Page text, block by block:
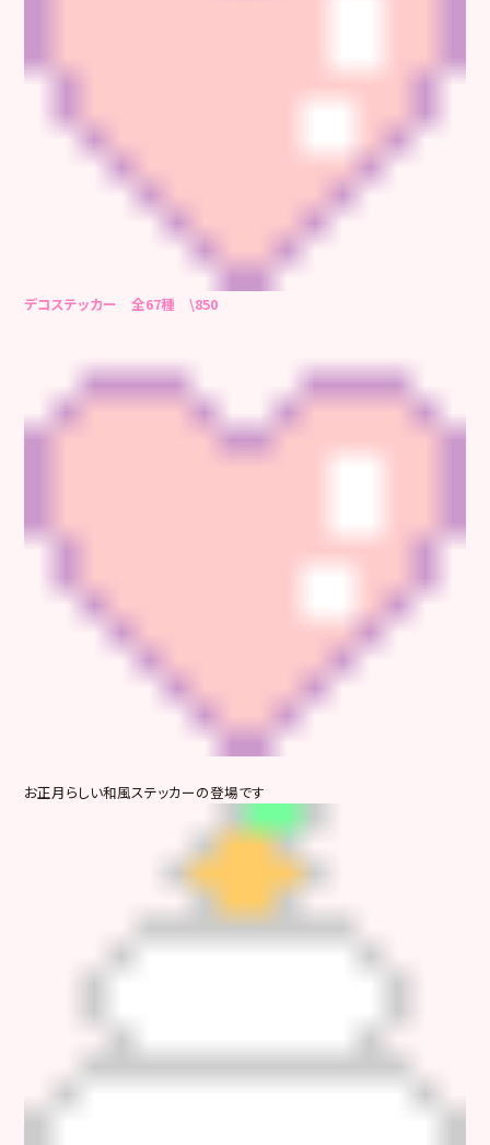
デコステッカー全67種 \850
お正月らしい和風ステッカーの登場です